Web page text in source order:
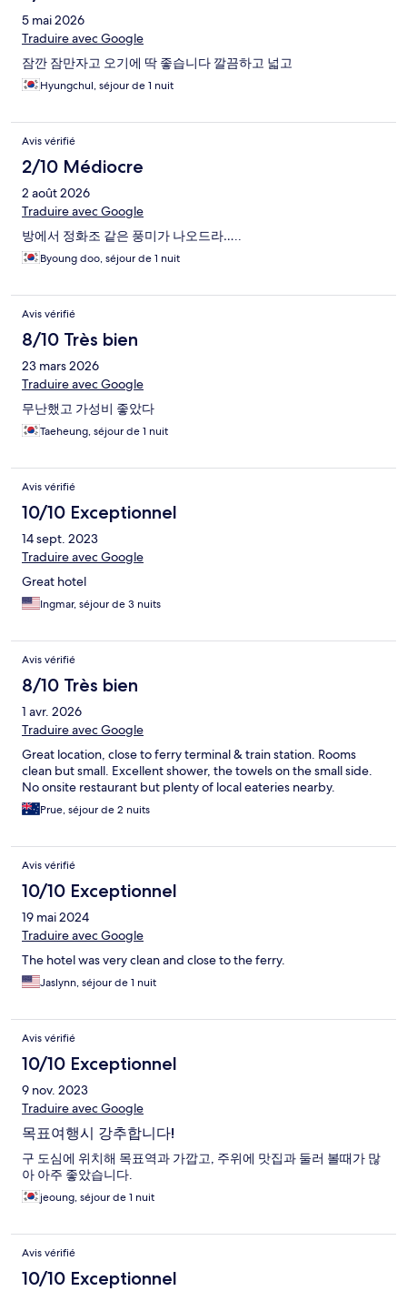
5 mai 2026
Traduire avec Google
잠깐 잠만자고 오기에 딱 좋습니다 깔끔하고 넓고
Hyungchul, séjour de 1 nuit
Avis vérifié
2/10 Médiocre
2 août 2026
Traduire avec Google
방에서 정화조 같은 풍미가 나오드라…..
Byoung doo, séjour de 1 nuit
Avis vérifié
8/10 Très bien
23 mars 2026
Traduire avec Google
무난했고 가성비 좋았다
Taeheung, séjour de 1 nuit
Avis vérifié
10/10 Exceptionnel
14 sept. 2023
Traduire avec Google
Great hotel
Ingmar, séjour de 3 nuits
Avis vérifié
8/10 Très bien
1 avr. 2026
Traduire avec Google
Great location, close to ferry terminal & train station. Rooms
clean but small. Excellent shower, the towels on the small side.
No onsite restaurant but plenty of local eateries nearby.
Prue, séjour de 2 nuits
Avis vérifié
10/10 Exceptionnel
19 mai 2024
Traduire avec Google
The hotel was very clean and close to the ferry.
Jaslynn, séjour de 1 nuit
Avis vérifié
10/10 Exceptionnel
9 nov. 2023
Traduire avec Google
목표여행시 강추합니다!
구 도심에 위치해 목표역과 가깝고, 주위에 맛집과 둘러 볼때가 많
아 아주 좋았습니다.
jeoung, séjour de 1 nuit
Avis vérifié
10/10 Exceptionnel